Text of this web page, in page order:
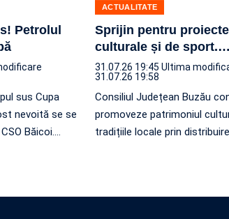
Petrolul
sus Cupa
nevoită se se
Băicoi.
ACTUALITATE
Sprijin pentru proiecte
culturale și de sport.…
31.07.26 19:45 Ultima
31.07.26 19:58
Consiliul Județean Buzău
promoveze patrimoniul
tradițiile locale prin